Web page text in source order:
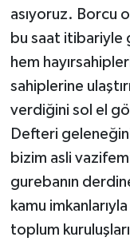
asıyoruz. Borcu
bu saat itibariyle
hem
sahiplerine
verdiğini sol el
Defteri
bizim asli
gurebanın
kamu
toplum